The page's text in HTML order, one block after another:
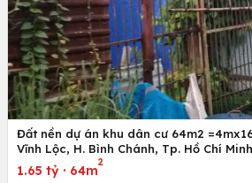
Đất nền dự án khu dân cư 64m2
Vĩnh Lộc, H. Bình Chánh, Tp. Hồ Chí Minh
1.65 tỷ · 64m
2